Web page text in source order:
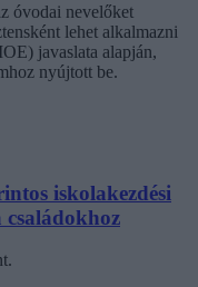
óvodai nevelőket
lehet alkalmazni
javaslata alapján,
nyújtott be.
iskolakezdési
családokhoz